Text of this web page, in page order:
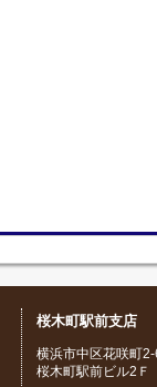
桜木町駅前支店
横浜市中区花咲町2-
桜木町駅前ビル2Ｆ